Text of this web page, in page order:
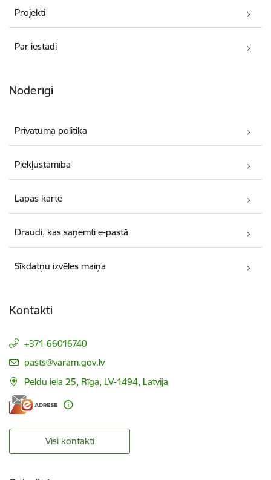
Projekti
Par iestādi
Noderīgi
Privātuma politika
Piekļūstamība
Lapas karte
Draudi, kas saņemti e-pastā
Sīkdatņu izvēles maiņa
Kontakti
+371 66016740
E-pasts:
pasts@varam.gov.lv
Peldu iela 25, Rīga, LV-1494, Latvija
Visi kontakti